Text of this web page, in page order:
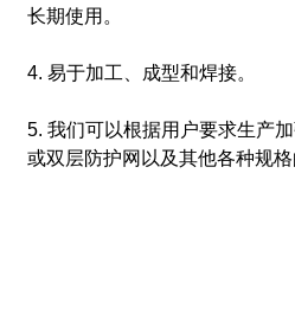
长期使用。
4. 易于加工、成型和焊接。
5. 我们可以根据用户要求生产
或双层防护网以及其他各种规格